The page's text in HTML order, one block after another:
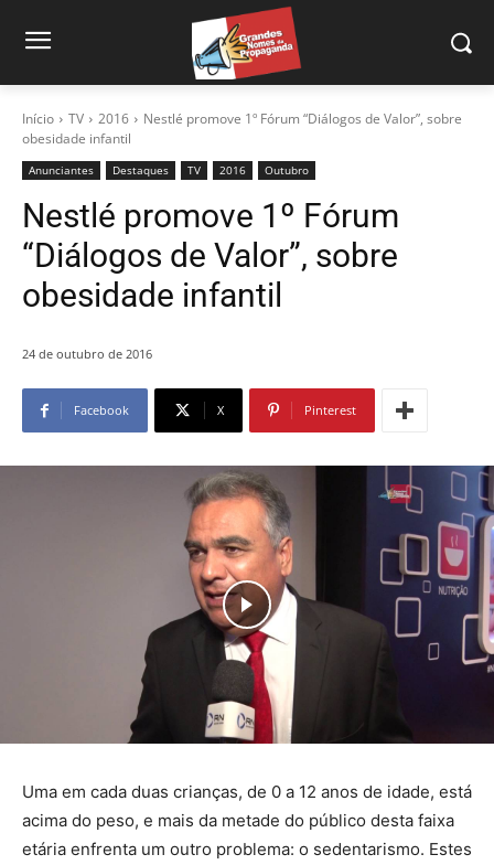
Início TV 2016
Nestlé promove 1º Fórum “Diálogos de Valor”, sobre
obesidade infantil
Anunciantes Destaques TV 2016 Outubro
Nestlé promove 1º Fórum
“Diálogos de Valor”, sobre
obesidade infantil
24 de outubro de 2016
Facebook X Pinterest
Uma em cada duas crianças, de 0 a 12 anos de idade, está
acima do peso, e mais da metade do público desta faixa
etária enfrenta um outro problema: o sedentarismo. Estes